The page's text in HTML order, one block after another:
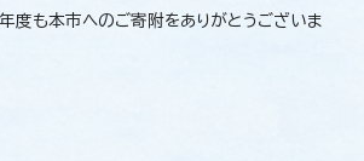
度も本市へのご寄附をありがとうございま